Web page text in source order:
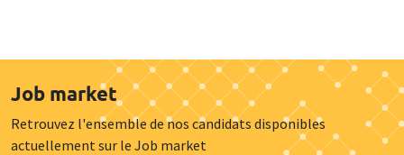
Job market
Retrouvez l'ensemble de nos candidats disponibles
actuellement sur le Job market